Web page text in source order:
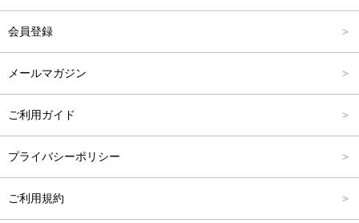
会員登録
メールマガジン
ご利用ガイド
プライバシーポリシー
ご利用規約